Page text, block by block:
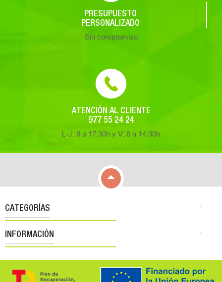
PRESUPUESTO
PERSONALIZADO
Sin compromiso
ATENCIÓN AL CLIENTE
977 55 24 24
L-J: 8 a 17:30h y V: 8 a 14:30h

CATEGORÍAS 
INFORMACIÓN 